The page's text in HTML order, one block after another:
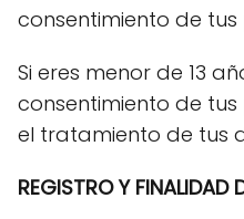
consentimiento de
Si eres menor de 13
consentimiento de
el tratamiento de tus
REGISTRO Y FINALIDAD